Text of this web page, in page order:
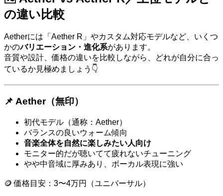
の違い比較
Aetherには「Aether R」やカスタム対応モデルなど、いくつ
かのバリエーション・進化系があります。
音質や設計、価格の違いを比較しながら、どれが自分に合っ
ているか見極めましょう👇
📌 Aether（無印）
初代モデル（通称：Aether）
バランスの良いウォーム傾向
音楽全体を自然に楽しみたい人向け
モニター的だが聴いてて疲れないチューニング
やや中音域に厚みあり、ボーカル表現に強い
🪙 価格目安：3〜4万円（ユニバーサル）